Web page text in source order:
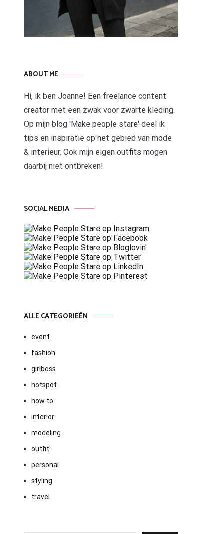
ABOUT ME
Hi, ik ben Joanne! Een freelance content
creator met een zwak voor zwarte kleding.
Op mijn blog 'Make people stare' deel ik
tips en inspiratie op het gebied van mode
& interieur. Ook mijn eigen outfits mogen
daarbij niet ontbreken!
SOCIAL MEDIA
ALLE CATEGORIEËN
event
fashion
girlboss
hotspot
how to
interior
modeling
outfit
personal
styling
travel